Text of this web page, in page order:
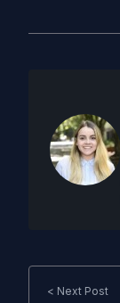
< Next Post